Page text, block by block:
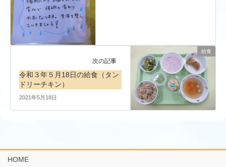
給食
次の記事
令和３年５月18日の給食（タン
ドリーチキン）
2021年5月18日
HOME